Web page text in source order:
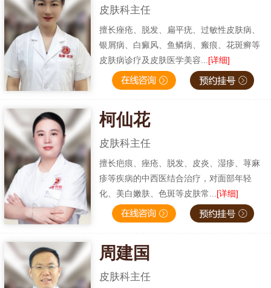
皮肤科主任
擅长痤疮、脱发、扁平疣、过敏性皮肤病、
银屑病、白癜风、鱼鳞病、瘢痕、花斑癣等
皮肤病诊疗及皮肤医学美容... [详细]
柯仙花
皮肤科主任
擅长疤痕、痤疮、脱发、皮炎、湿疹、荨麻
疹等疾病的中西医结合治疗，对面部年轻
化、美白嫩肤、色斑等皮肤常... [详细]
周建国
皮肤科主任